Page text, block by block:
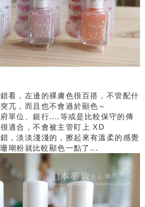
看，左邊的裸膚色很百搭，不管配什
兀，而且也不會過於顯色～
單位、銀行....等或是比較保守的傳
適合，不會被主管盯上 XD
，淡淡淺淺的，擦起來有溫柔的感覺
瑚粉就比較顯色一點了...